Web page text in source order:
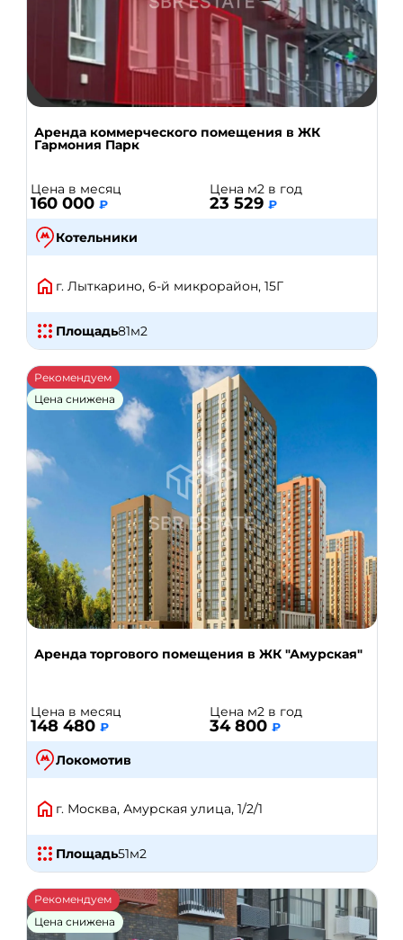
Аренда коммерческого помещения в ЖК
Гармония Парк
Цена в месяц
160 000 ₽
Цена м2 в год
23 529 ₽
Котельники
г. Лыткарино, 6-й микрорайон, 15Г
Площадь81м2
Рекомендуем
Цена снижена
Аренда торгового помещения в ЖК "Амурская"
Цена в месяц
148 480 ₽
Цена м2 в год
34 800 ₽
Локомотив
г. Москва, Амурская улица, 1/2/1
Площадь51м2
Рекомендуем
Цена снижена